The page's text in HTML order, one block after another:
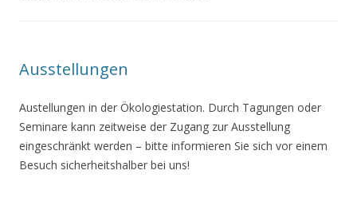
Ausstellungen
Austellungen in der Ökologiestation. Durch Tagungen oder
Seminare kann zeitweise der Zugang zur Ausstellung
eingeschränkt werden – bitte informieren Sie sich vor einem
Besuch sicherheitshalber bei uns!